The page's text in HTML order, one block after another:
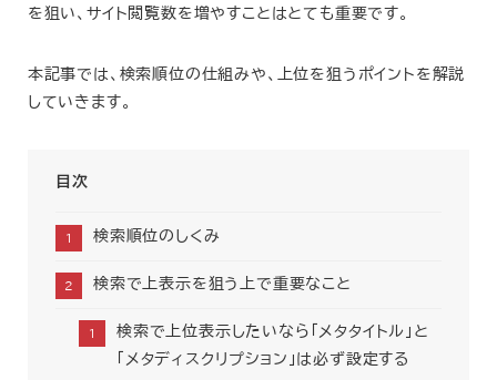
を狙い、サイト閲覧数を増やすことはとても重要です。
本記事では、検索順位の仕組みや、上位を狙うポイントを解説
していきます。
目次
検索順位のしくみ
検索で上表示を狙う上で重要なこと
検索で上位表示したいなら「メタタイトル」と
「メタディスクリプション」は必ず設定する